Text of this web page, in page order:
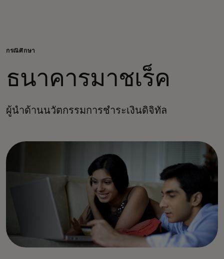
สำหรับธุรกิจ
เพื่อโลก
สำหรับผู้สร้างนวัตกรรม
กรณีศึกษา‎
ธนาคารมาชเร็ค
ผู้นำด้านนวัตกรรมการชำระเงินดิจิทัล